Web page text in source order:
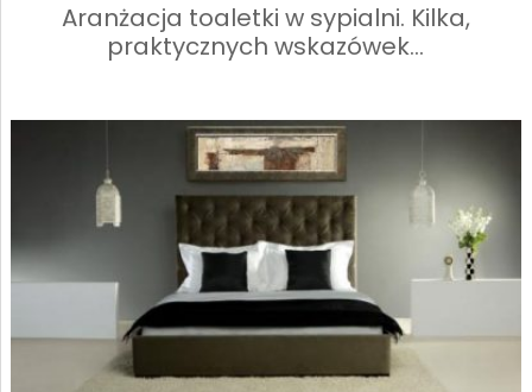
Aranżacja toaletki w sypialni. Kilka,
praktycznych wskazówek…